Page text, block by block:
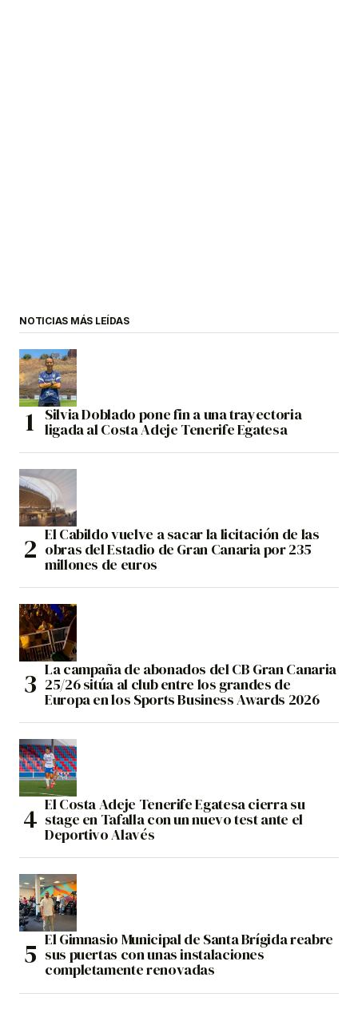
NOTICIAS MÁS LEÍDAS
Silvia Doblado pone fin a una trayectoria
ligada al Costa Adeje Tenerife Egatesa
El Cabildo vuelve a sacar la licitación de las
obras del Estadio de Gran Canaria por 235
millones de euros
La campaña de abonados del CB Gran Canaria
25/26 sitúa al club entre los grandes de
Europa en los Sports Business Awards 2026
El Costa Adeje Tenerife Egatesa cierra su
stage en Tafalla con un nuevo test ante el
Deportivo Alavés
El Gimnasio Municipal de Santa Brígida reabre
sus puertas con unas instalaciones
completamente renovadas